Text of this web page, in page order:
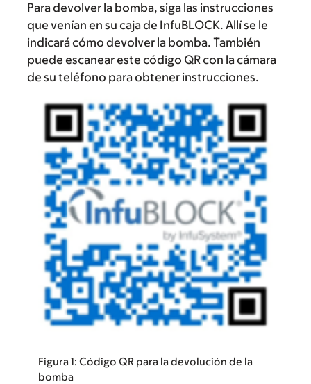
Para devolver la bomba, siga las instrucciones
que venían en su caja de InfuBLOCK. Allí se le
indicará cómo devolver la bomba. También
puede escanear este código QR con la cámara
de su teléfono para obtener instrucciones.
Figura 1: Código QR para la devolución de la
bomba